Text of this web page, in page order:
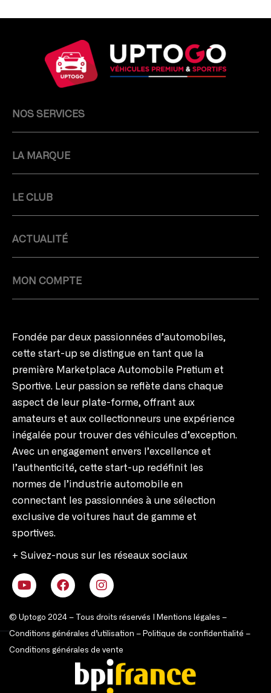
NOS SERVICES
LA MARQUE
LE CLUB
ACTUALITÉ
MON COMPTE
Fondée par deux passionnées d’automobiles,
cette start-up se distingue en tant que la
première Marketplace Automobile Pretium et
Sportive. Leur passion se reflète dans chaque
aspect de leur plate-forme, offrant aux
amateurs et aux collectionneurs une expérience
inégalée pour trouver des véhicules d’exception.
Avec un engagement envers l’excellence et
l’authenticité, cette start-up redéfinit les
normes de l’industrie automobile en
connectant les passionnées à une sélection
exclusive de voitures haut de gamme et
sportives.
+ Suivez-nous sur les réseaux sociaux
© Uptogo 2024 – Tous droits réservés | Mentions légales –
Conditions générales d’utilisation – Politique de confidentialité –
Conditions générales de vente